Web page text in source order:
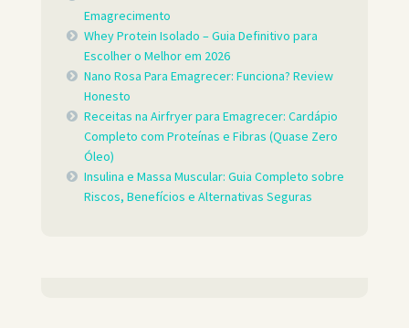
Emagrecimento
Whey Protein Isolado – Guia Definitivo para
Escolher o Melhor em 2026
Nano Rosa Para Emagrecer: Funciona? Review
Honesto
Receitas na Airfryer para Emagrecer: Cardápio
Completo com Proteínas e Fibras (Quase Zero
Óleo)
Insulina e Massa Muscular: Guia Completo sobre
Riscos, Benefícios e Alternativas Seguras